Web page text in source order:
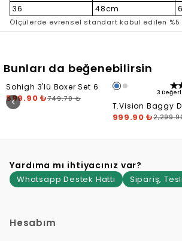
36
48cm
Ölçülerde evrensel standart kabul edilen %5
Bunları da beğenebilirsin
Sohigh 3'lü Boxer Set 6
599.90 ₺749.70 ₺
3
T.Vision Baggy
Jorts
999.90 ₺
Yardıma mı ihtiyacınız var?
Whatsapp Destek Hattı Sipariş,
Hesabım